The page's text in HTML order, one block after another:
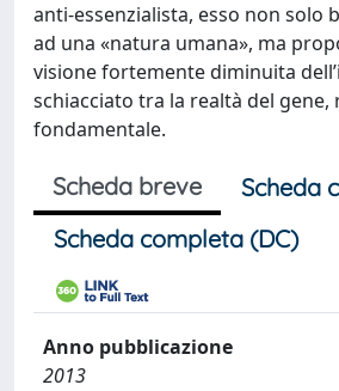
anti-essenzialista, esso non solo
ad una «natura umana», ma
visione fortemente diminuita
schiacciato tra la realtà del
fondamentale.
Scheda breve
Scheda
Scheda completa (DC)
Anno pubblicazione
2013